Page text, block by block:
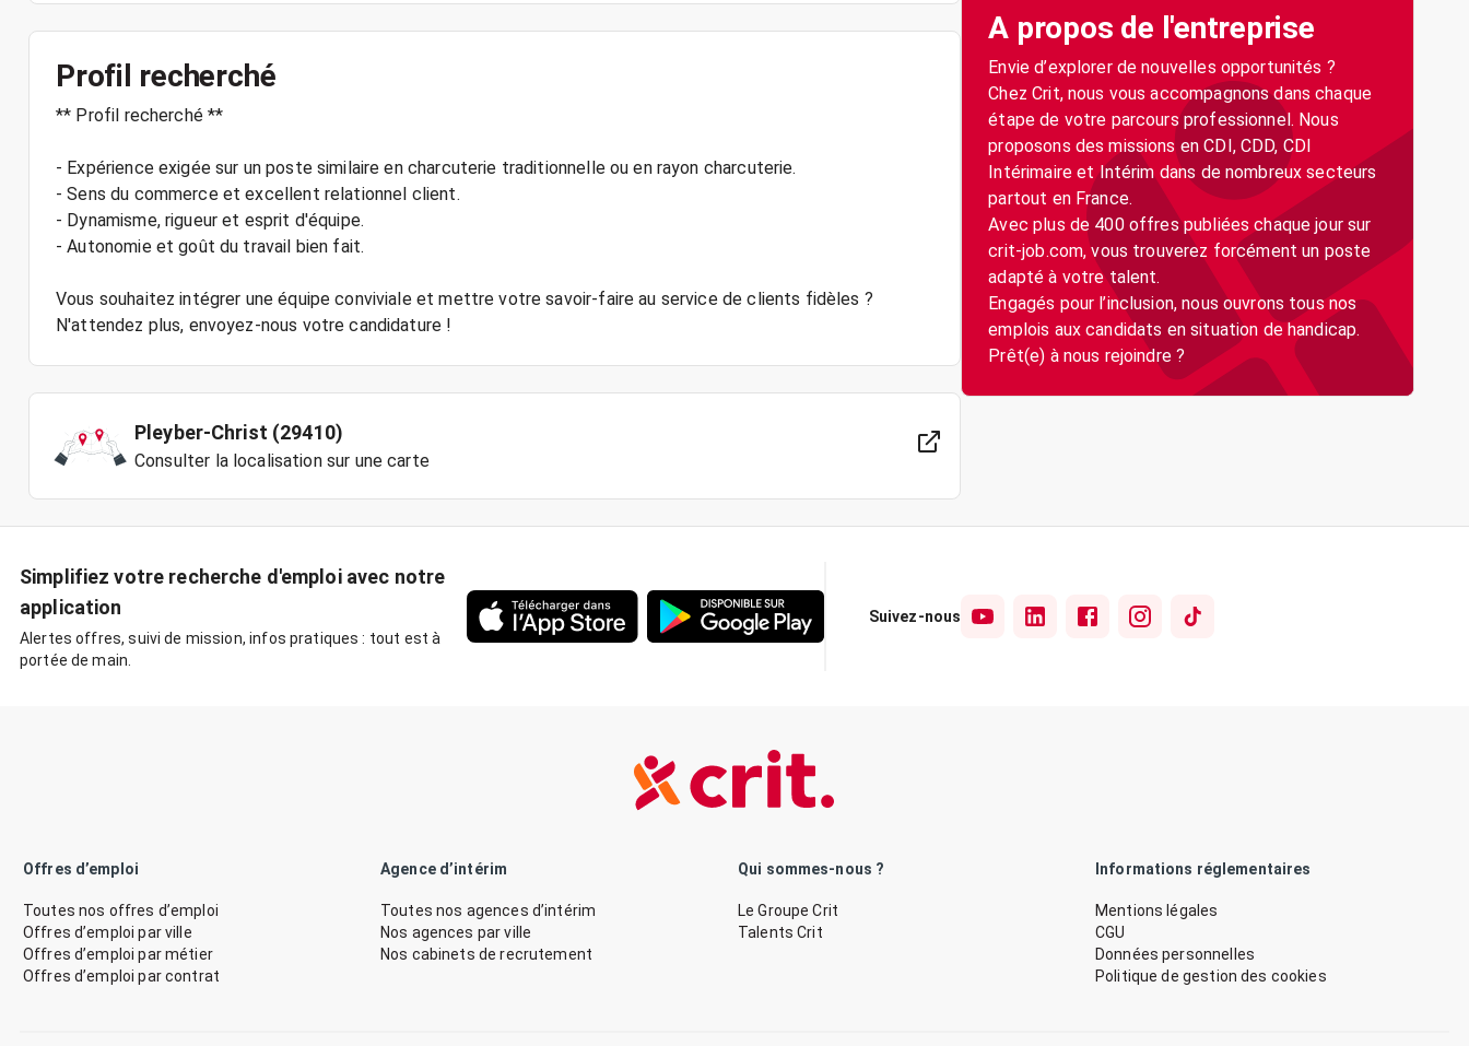
Profil recherché
** Profil recherché **
- Expérience exigée sur un poste similaire en charcuterie traditionnelle ou en rayon charcuterie.
- Sens du commerce et excellent relationnel client.
- Dynamisme, rigueur et esprit d'équipe.
- Autonomie et goût du travail bien fait.
Vous souhaitez intégrer une équipe conviviale et mettre votre savoir-faire au service de clients fidèles ?
N'attendez plus, envoyez-nous votre candidature !
Pleyber-Christ (29410)
Consulter la localisation sur une carte
A propos de l'entreprise
Envie d’explorer de nouvelles opportunités ?
Chez Crit, nous vous accompagnons dans chaque
étape de votre parcours professionnel. Nous
proposons des missions en CDI, CDD, CDI
Intérimaire et Intérim dans de nombreux secteurs
partout en France.
Avec plus de 400 offres publiées chaque jour sur
crit-job.com, vous trouverez forcément un poste
adapté à votre talent.
Engagés pour l’inclusion, nous ouvrons tous nos
emplois aux candidats en situation de handicap.
Simplifiez votre recherche d'emploi avec notre
application
Alertes offres, suivi de mission, infos pratiques : tout est à
portée de main.
Suivez-nous
Offres d’emploi
Toutes nos offres d’emploi
Offres d’emploi par ville
Offres d’emploi par métier
Offres d’emploi par contrat
Agence d’intérim
Toutes nos agences d’intérim
Nos agences par ville
Nos cabinets de recrutement
Qui sommes-nous ?
Le Groupe Crit
Talents Crit
Informations réglementaires
Mentions légales
CGU
Données personnelles
Politique de gestion des cookies